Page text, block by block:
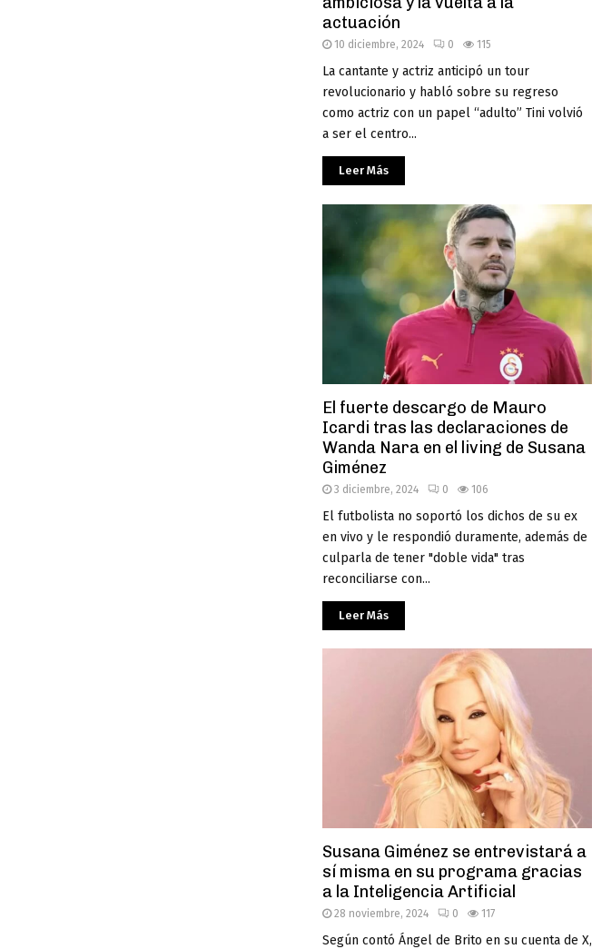
actuación
10 diciembre, 2024 0 115
La cantante y actriz anticipó un tour
revolucionario y habló sobre su regreso
como actriz con un papel “adulto” Tini volvió
a ser el centro...
Leer Más
El fuerte descargo de Mauro
Icardi tras las declaraciones de
Wanda Nara en el living de Susana
Giménez
3 diciembre, 2024 0 106
El futbolista no soportó los dichos de su ex
en vivo y le respondió duramente, además de
culparla de tener "doble vida" tras
reconciliarse con...
Leer Más
Susana Giménez se entrevistará a
sí misma en su programa gracias
a la Inteligencia Artificial
28 noviembre, 2024 0 117
Según contó Ángel de Brito en su cuenta de X,